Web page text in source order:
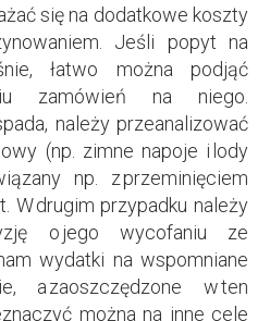
się na dodatkowe koszty
Jeśli popyt na
łatwo można podjąć
zamówień na niego.
należy przeanalizować
(np. zimne napoje i lody
np. z przeminięciem
W drugim przypadku należy
o jego wycofaniu ze
wydatki na wspomniane
a zaoszczędzone w ten
można na inne cele